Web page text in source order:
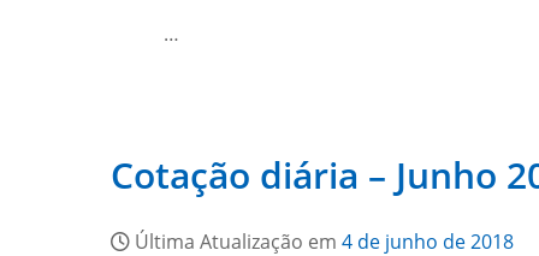
…
Cotação diária – Junho
Última Atualização em 4 de junho de 2018